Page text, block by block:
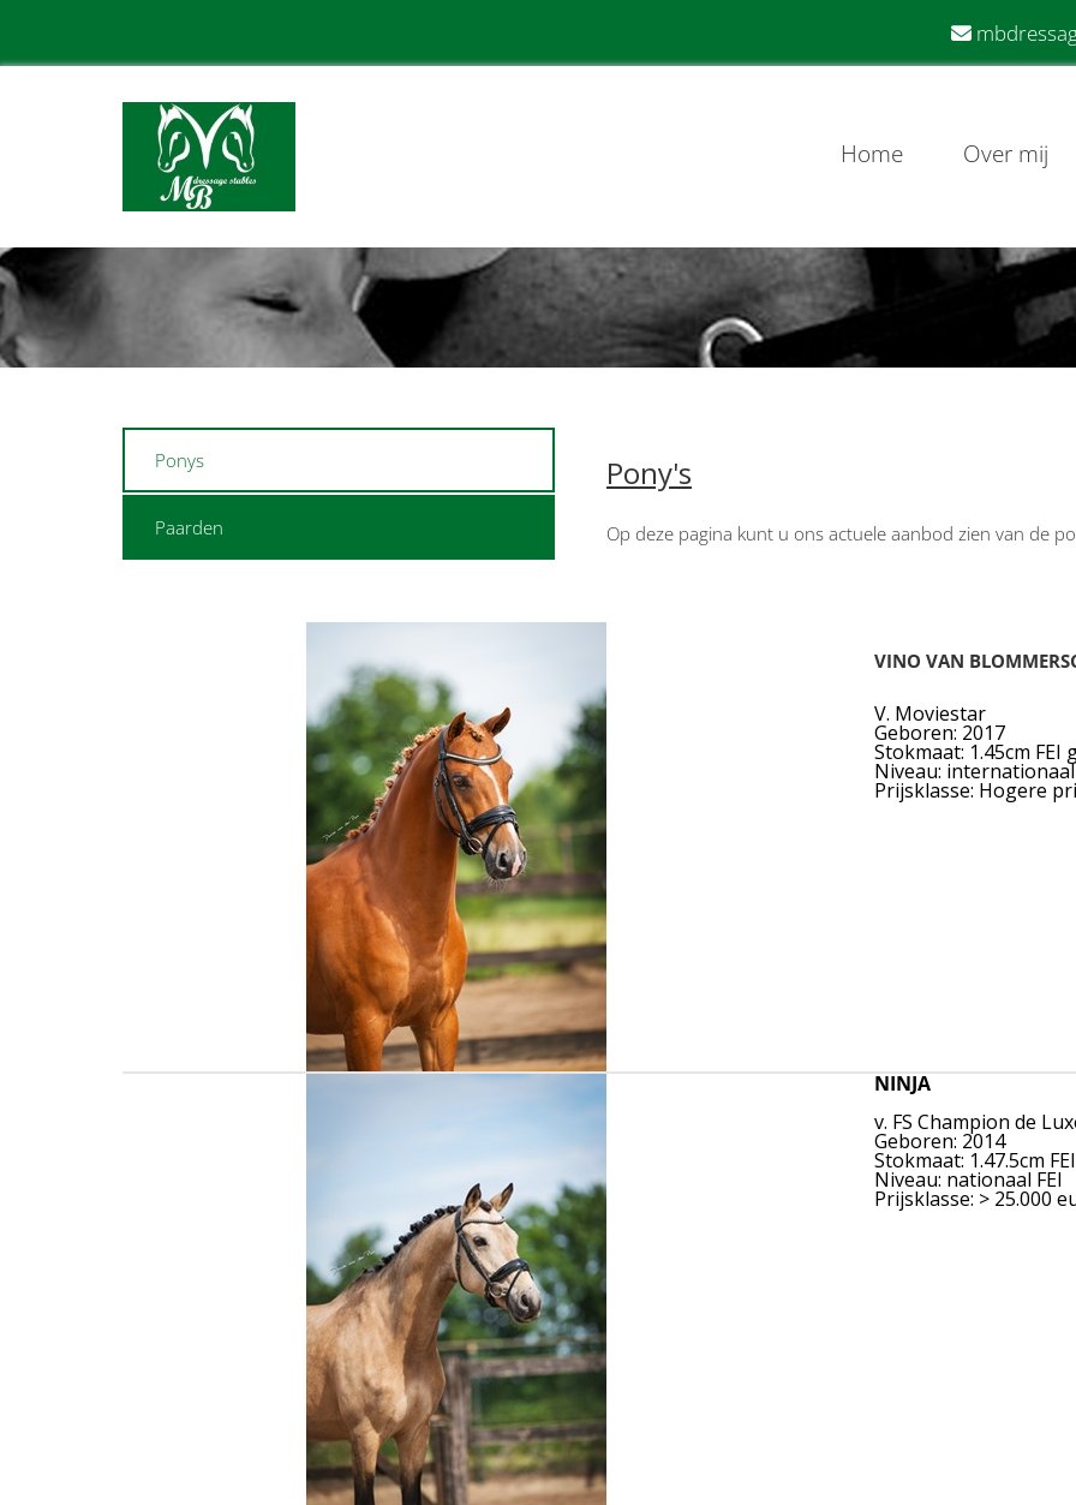

Home Over mij
Ponys
Paarden
Pony's
Op deze pagina kunt u ons actuele aanbod zien van de
VINO VAN
V. Moviestar
Geboren: 2017
Stokmaat: 1.45cm FEI
Niveau: internationaal
Prijsklasse: Hogere
NINJA
v. FS Champion de
Geboren: 2014
Stokmaat: 1.47.5cm
Niveau: nationaal FEI
Prijsklasse: > 25.000